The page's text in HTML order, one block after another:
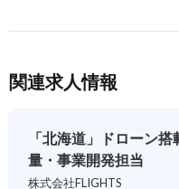
関連求人情報
「北海道」ドローン
量・事業開発担当
株式会社FLIGHTS